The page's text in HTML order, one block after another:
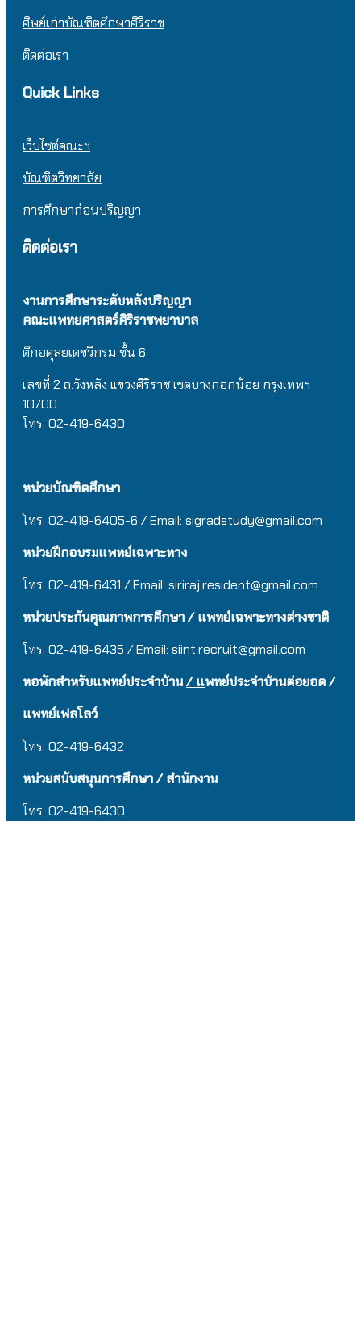
ศิษย์เก่าบัณฑิตศึกษาศิริราช
ติดต่อเรา
Quick Links
เว็บไซต์คณะฯ
บัณฑิตวิทยาลัย
การศึกษาก่อนปริญญา
ติดต่อเรา
งานการศึกษาระดับหลังปริญญา
คณะแพทยศาสตร์ศิริราชพยาบาล
ตึกอดุลยเดชวิกรม ชั้น 6
เลขที่ 2 ถ.วังหลัง แขวงศิริราช เขตบางกอกน้อย กรุงเทพฯ
10700
โทร. 02-419-6430
หน่วยบัณฑิตศึกษา
โทร. 02-419-6405-6 / Email: sigradstudy@gmail.com
หน่วยฝึกอบรมแพทย์เฉพาะทาง
โทร. 02-419-6431 / Email: siriraj.resident@gmail.com
หน่วยประกันคุณภาพการศึกษา / แพทย์เฉพาะทางต่างชาติ
โทร. 02-419-6435 / Email: siint.recruit@gmail.com
หอพักสำหรับแพทย์ประจำบ้าน/ แพทย์ประจำบ้านต่อยอด /
แพทย์เฟลโลว์
โทร. 02-419-6432
หน่วยสนับสนุนการศึกษา / สำนักงาน
โทร. 02-419-6430